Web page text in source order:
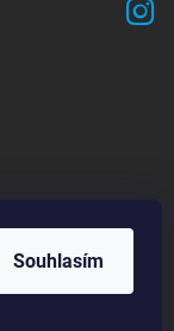
Souhlasím